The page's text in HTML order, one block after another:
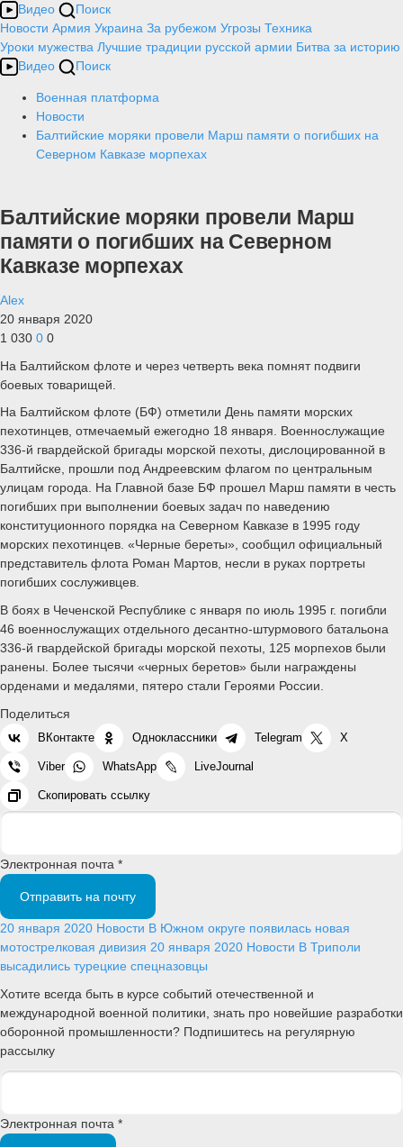
Видео
Поиск
Новости Армия Украина За рубежом Угрозы Техника
Уроки мужества Лучшие традиции русской армии Битва за историю
Видео
Поиск
Военная платформа
Новости
Балтийские моряки провели Марш памяти о погибших на
Северном Кавказе морпехах
Балтийские моряки провели Марш
памяти о погибших на Северном
Кавказе морпехах
Alex
20 января 2020
1 030 0 0
На Балтийском флоте и через четверть века помнят подвиги
боевых товарищей.
На Балтийском флоте (БФ) отметили День памяти морских
пехотинцев, отмечаемый ежегодно 18 января. Военнослужащие
336-й гвардейской бригады морской пехоты, дислоцированной в
Балтийске, прошли под Андреевским флагом по центральным
улицам города. На Главной базе БФ прошел Марш памяти в честь
погибших при выполнении боевых задач по наведению
конституционного порядка на Северном Кавказе в 1995 году
морских пехотинцев. «Черные береты», сообщил официальный
представитель флота Роман Мартов, несли в руках портреты
погибших сослуживцев.
В боях в Чеченской Республике с января по июль 1995 г. погибли
46 военнослужащих отдельного десантно-штурмового батальона
336-й гвардейской бригады морской пехоты, 125 морпехов были
ранены. Более тысячи «черных беретов» были награждены
орденами и медалями, пятеро стали Героями России.
Поделиться
ВКонтакте Одноклассники Telegram X
Viber WhatsApp LiveJournal
Скопировать ссылку
Электронная почта *
Отправить на почту
20 января 2020 Новости В Южном округе появилась новая
мотострелковая дивизия 20 января 2020 Новости В Триполи
высадились турецкие спецназовцы
Хотите всегда быть в курсе событий отечественной и
международной военной политики, знать про новейшие разработки
оборонной промышленности? Подпишитесь на регулярную
рассылку
Электронная почта *